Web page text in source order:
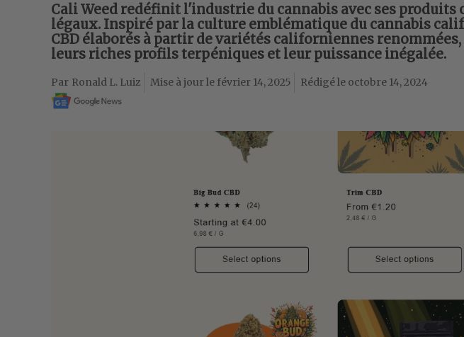
Cali Weed redéfinit l'industrie du cannabis avec ses
légaux. Inspiré par la culture emblématique du cannabis
CBD élaborés à partir de variétés californiennes
leurs riches profils terpéniques et leur puissance inégalée.
Ronald L. Luiz février 14, 2025 octobre 14, 2024